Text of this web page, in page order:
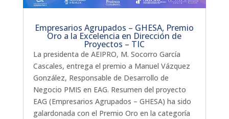
Empresarios Agrupados – GHESA, Premio
Oro a la Excelencia en Dirección de
Proyectos – TIC
La presidenta de AEIPRO, M. Socorro García
Cascales, entrega el premio a Manuel Vázquez
González, Responsable de Desarrollo de
Negocio PMIS en EAG. Resumen del proyecto
EAG (Empresarios Agrupados – GHESA) ha sido
galardonada con el Premio Oro en la categoría